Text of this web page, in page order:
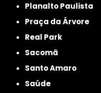
Planalto Paulista
Praça da Árvore
Real Park
Sacomã
Santo Amaro
Saúde